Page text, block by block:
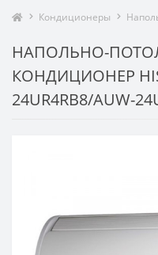
Кондиционеры
НАПОЛЬНО-
КОНДИЦИОНЕР
24UR4RB8/AUW-